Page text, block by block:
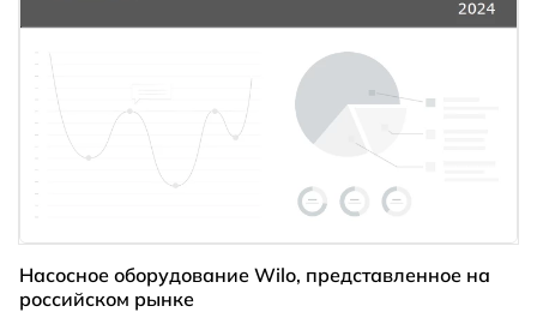
Насосное оборудование Wilo, представленное на
российском рынке